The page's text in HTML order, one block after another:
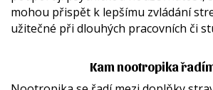
mohou přispět k lepšímu zvládání
užitečné při dlouhých pracovních či
Kam nootropika